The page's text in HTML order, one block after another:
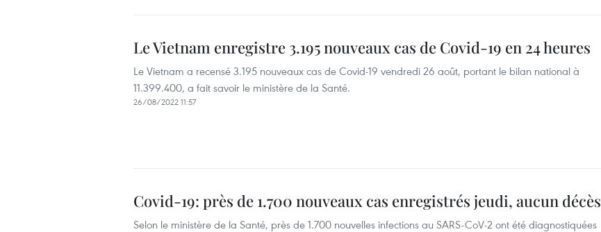
Le Vietnam enregistre 3.195 nouveaux cas de Covid-19 en 24 heures
Le Vietnam a recensé 3.195 nouveaux cas de Covid-19 vendredi 26 août, portant le bilan national à
11.399.400, a fait savoir le ministère de la Santé.
26/08/2022 11:57
Covid-19: près de 1.700 nouveaux cas enregistrés jeudi, aucun décès
Selon le ministère de la Santé, près de 1.700 nouvelles infections au SARS-CoV-2 ont été diagnostiquées